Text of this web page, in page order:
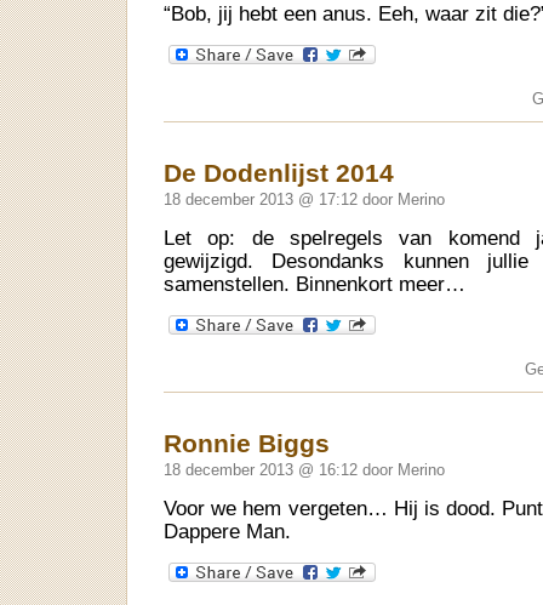
“Bob, jij hebt een anus. Eeh, waar zit
De Dodenlijst 2014
18 december 2013 @ 17:12 door Merino
Let op: de spelregels van komend
gewijzigd. Desondanks kunnen
samenstellen. Binnenkort meer…
Ronnie Biggs
18 december 2013 @ 16:12 door Merino
Voor we hem vergeten… Hij is dood.
Dappere Man.